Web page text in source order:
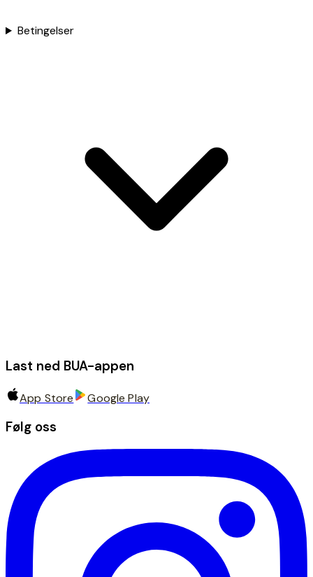
Betingelser
Last ned BUA-appen
App Store Google Play
Følg oss